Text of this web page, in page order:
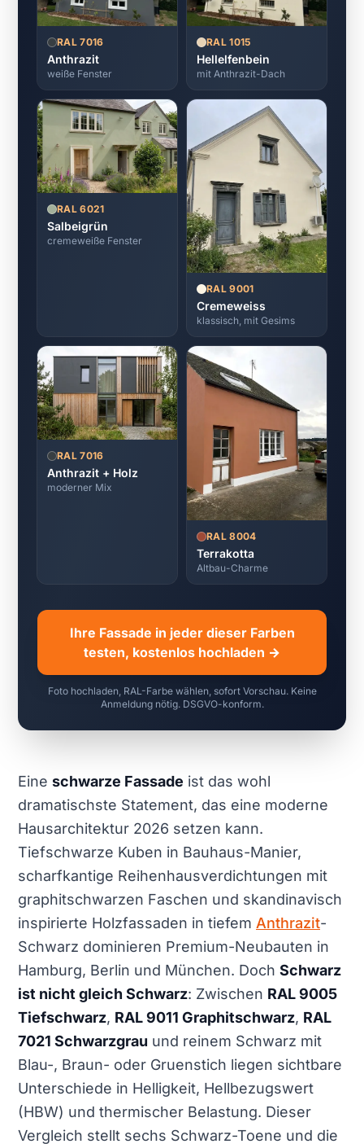
RAL 7016
Anthrazit
weiße Fenster
RAL 1015
Hellelfenbein
mit Anthrazit-Dach
RAL 6021
Salbeigrün
cremeweiße Fenster
RAL 9001
Cremeweiss
klassisch, mit Gesims
RAL 7016
Anthrazit + Holz
moderner Mix
RAL 8004
Terrakotta
Altbau-Charme
Ihre Fassade in jeder dieser Farben
testen, kostenlos hochladen →
Foto hochladen, RAL-Farbe wählen, sofort Vorschau. Keine
Anmeldung nötig. DSGVO-konform.
Eine schwarze Fassade ist das wohl
dramatischste Statement, das eine moderne
Hausarchitektur 2026 setzen kann.
Tiefschwarze Kuben in Bauhaus-Manier,
scharfkantige Reihenhausverdichtungen mit
graphitschwarzen Faschen und skandinavisch
inspirierte Holzfassaden in tiefem Anthrazit-
Schwarz dominieren Premium-Neubauten in
Hamburg, Berlin und München. Doch Schwarz
ist nicht gleich Schwarz: Zwischen RAL 9005
Tiefschwarz, RAL 9011 Graphitschwarz, RAL
7021 Schwarzgrau und reinem Schwarz mit
Blau-, Braun- oder Gruenstich liegen sichtbare
Unterschiede in Helligkeit, Hellbezugswert
(HBW) und thermischer Belastung. Dieser
Vergleich stellt sechs Schwarz-Toene und die